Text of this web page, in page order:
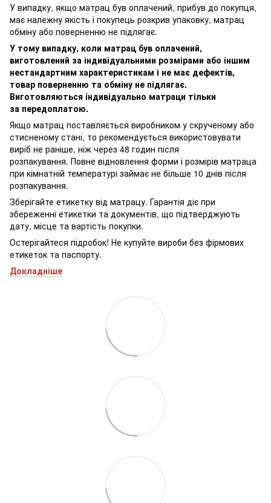
У випадку, якщо матрац був оплачений, прибув до покупця,
має належну якість і покупець розкрив упаковку, матрац
обміну або поверненню не підлягає.
У тому випадку, коли матрац був оплачений,
виготовлений за індивідуальними розмірами або іншим
нестандартним характеристикам і не має дефектів,
товар поверненню та обміну не підлягає.
Виготовляються індивідуально матраци тільки
за передоплатою.
Якщо матрац поставляється виробником у скрученому або
стисненому стані, то рекомендується використовувати
виріб не раніше, ніж через 48 годин після
розпакування. Повне відновлення форми і розмірів матраца
при кімнатній температурі займає не більше 10 днів після
розпакування.
Зберігайте етикетку від матрацу. Гарантія діє при
збереженні етикетки та документів, що підтверджують
дату, місце та вартість покупки.
Остерігайтеся підробок! Не купуйте вироби без фірмових
етикеток та паспорту.
Докладніше